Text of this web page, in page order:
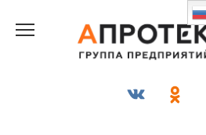
содержанию